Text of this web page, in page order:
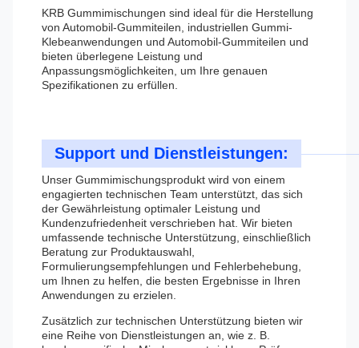
KRB Gummimischungen sind ideal für die Herstellung
von Automobil-Gummiteilen, industriellen Gummi-
Klebeanwendungen und Automobil-Gummiteilen und
bieten überlegene Leistung und
Anpassungsmöglichkeiten, um Ihre genauen
Spezifikationen zu erfüllen.
Support und Dienstleistungen:
Unser Gummimischungsprodukt wird von einem
engagierten technischen Team unterstützt, das sich
der Gewährleistung optimaler Leistung und
Kundenzufriedenheit verschrieben hat. Wir bieten
umfassende technische Unterstützung, einschließlich
Beratung zur Produktauswahl,
Formulierungsempfehlungen und Fehlerbehebung,
um Ihnen zu helfen, die besten Ergebnisse in Ihren
Anwendungen zu erzielen.
Zusätzlich zur technischen Unterstützung bieten wir
eine Reihe von Dienstleistungen an, wie z. B.